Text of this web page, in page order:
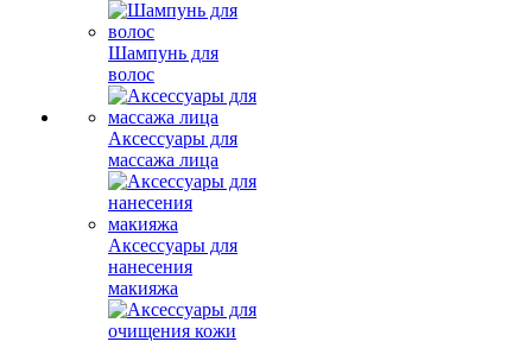
Шампунь для
волос
Аксессуары для
массажа лица
Аксессуары для
нанесения
макияжа